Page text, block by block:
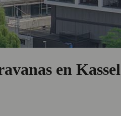
en Kassel